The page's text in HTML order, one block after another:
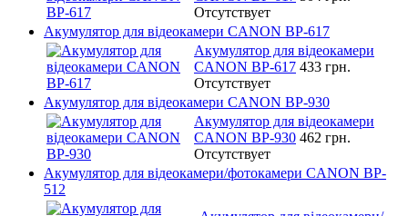
Отсутствует
Акумулятор для відеокамери CANON BP-617
Акумулятор для відеокамери
CANON BP-617 433 грн.
Отсутствует
Акумулятор для відеокамери CANON BP-930
Акумулятор для відеокамери
CANON BP-930 462 грн.
Отсутствует
Акумулятор для відеокамери/фотокамери CANON BP-
512